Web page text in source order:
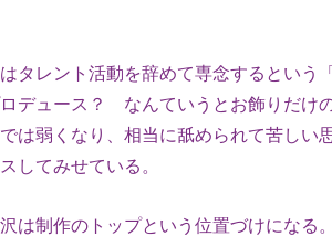
タレント活動を辞めて専念するという
デュース？ なんていうとお飾りだけ
は弱くなり、相当に舐められて苦しい
してみせている。
は制作のトップという位置づけになる